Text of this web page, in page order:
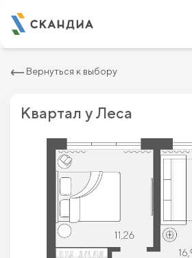
Вернуться к выбору
Квартал у Леса
Квартира c одной спальней 38.17 м
6 824 400 ₽7 755 000 ₽